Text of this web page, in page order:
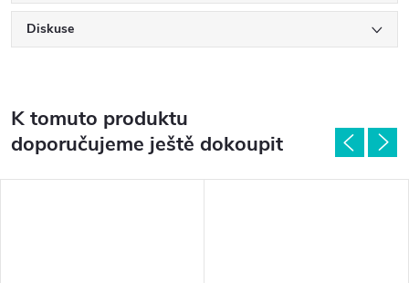
Diskuse
K tomuto produktu
doporučujeme ještě dokoupit